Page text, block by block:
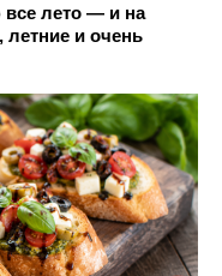
лето — и на
летние и очень